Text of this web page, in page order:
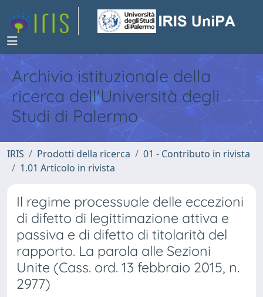
Archivio istituzionale della
ricerca dell'Università degli
Studi di Palermo
IRIS Prodotti della ricerca
01 - Contributo in rivista
1.01 Articolo in rivista
Il regime processuale delle eccezioni
di difetto di legittimazione attiva e
passiva e di difetto di titolarità del
rapporto. La parola alle Sezioni
Unite (Cass. ord. 13 febbraio 2015, n.
2977)